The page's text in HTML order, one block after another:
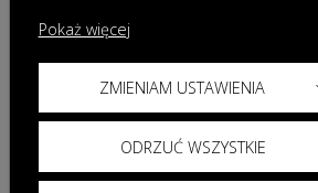
Pokaż więcej
ZMIENIAM USTAWIENIA
ODRZUĆ WSZYSTKIE